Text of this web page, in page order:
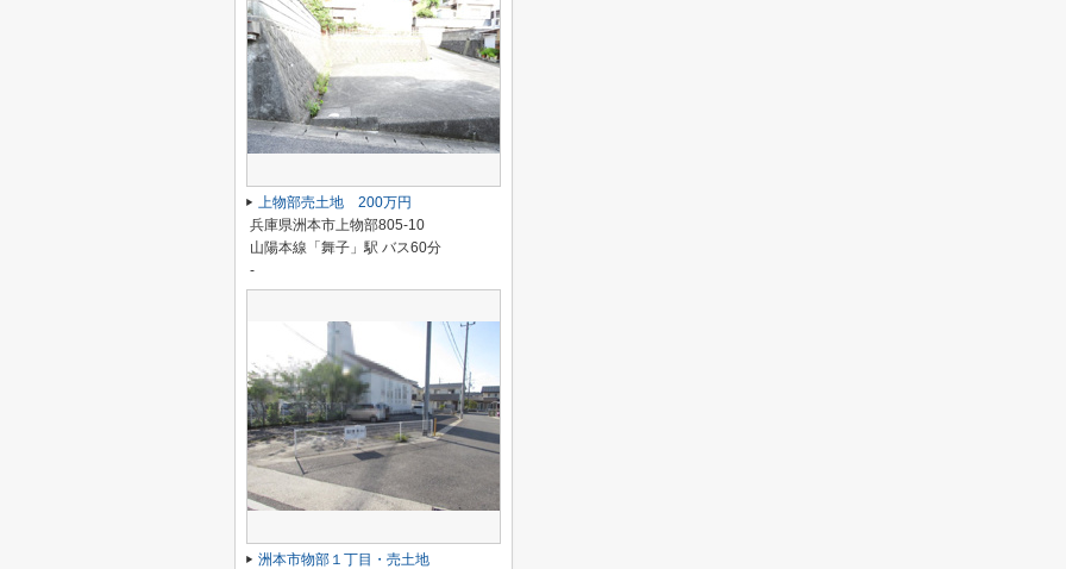
上物部売土地 200万円
兵庫県洲本市上物部805-10
山陽本線「舞子」駅 バス60分
-
洲本市物部１丁目・売土地